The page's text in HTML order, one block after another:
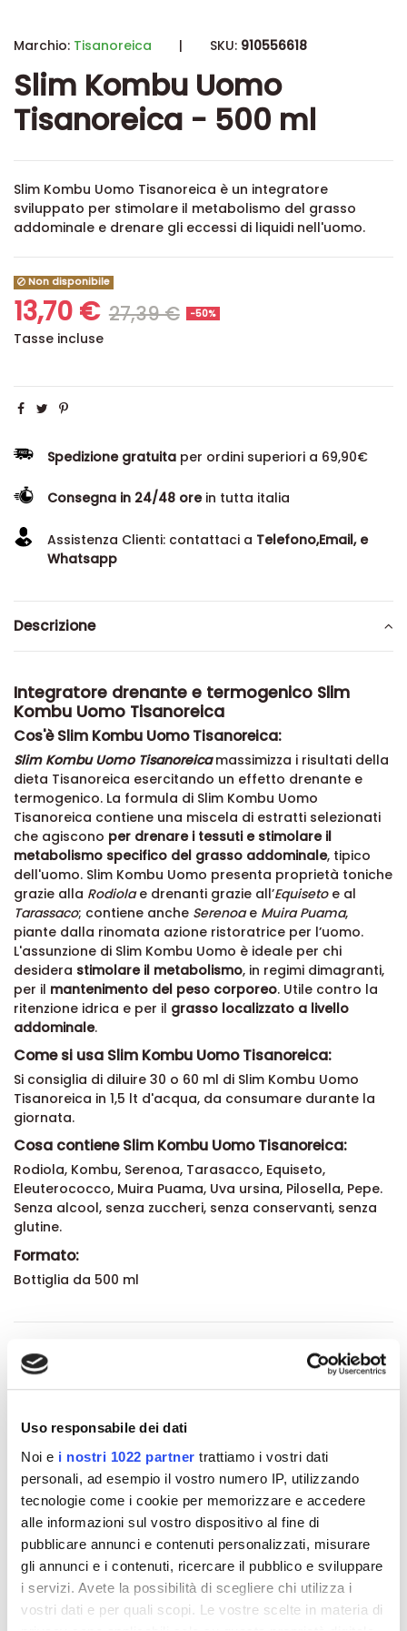
Uso responsabile dei dati
Noi e i nostri 1022 partner trattiamo i vostri dati
personali, ad esempio il vostro numero IP, utilizzando
tecnologie come i cookie per memorizzare e accedere
alle informazioni sul vostro dispositivo al fine di
pubblicare annunci e contenuti personalizzati, misurare
gli annunci e i contenuti, ricercare il pubblico e sviluppare
i servizi. Avete la possibilità di scegliere chi utilizza i
vostri dati e per quali scopi. Le vostre scelte in materia di
Marchio: Tisanoreica | SKU: 910556618
Slim Kombu Uomo
Tisanoreica - 500 ml
Slim Kombu Uomo Tisanoreica è un integratore
sviluppato per stimolare il metabolismo del grasso
addominale e drenare gli eccessi di liquidi nell'uomo.
Non disponibile
13,70 € 27,39 € -50%
Tasse incluse
Spedizione gratuita per ordini superiori a 69,90€
Consegna in 24/48 orein tutta italia
Assistenza Clienti: contattaci a Telefono,Email, e
Whatsapp
Descrizione
Integratore drenante e termogenico Slim
Kombu Uomo Tisanoreica
Cos'è Slim Kombu Uomo Tisanoreica:
Slim Kombu Uomo Tisanoreicamassimizza i risultati della
dieta Tisanoreica esercitando un effetto drenante e
termogenico. La formula di Slim Kombu Uomo
Tisanoreica contiene una miscela di estratti selezionati
che agiscono per drenare i tessuti e stimolare il
metabolismo specifico del grasso addominale, tipico
dell'uomo. Slim Kombu Uomo presenta proprietà toniche
grazie alla Rodiolae drenanti grazie all’Equisetoe al
Tarassaco; contiene anche Serenoae Muira Puama,
piante dalla rinomata azione ristoratrice per l’uomo.
L'assunzione di Slim Kombu Uomo è ideale per chi
desidera stimolare il metabolismo, in regimi dimagranti,
per il mantenimento del peso corporeo. Utile contro la
ritenzione idrica e per il grasso localizzato a livello
addominale.
Come si usa Slim Kombu Uomo Tisanoreica:
Si consiglia di diluire 30 o 60 ml di Slim Kombu Uomo
Tisanoreica in 1,5 lt d'acqua, da consumare durante la
giornata.
Cosa contiene Slim Kombu Uomo Tisanoreica:
Rodiola, Kombu, Serenoa, Tarasacco, Equiseto,
Eleuterococco, Muira Puama, Uva ursina, Pilosella, Pepe.
Senza alcool, senza zuccheri, senza conservanti, senza
glutine.
Formato:
Bottiglia da 500 ml
Recensioni
Altri prodotti che potrebbero
interessarti